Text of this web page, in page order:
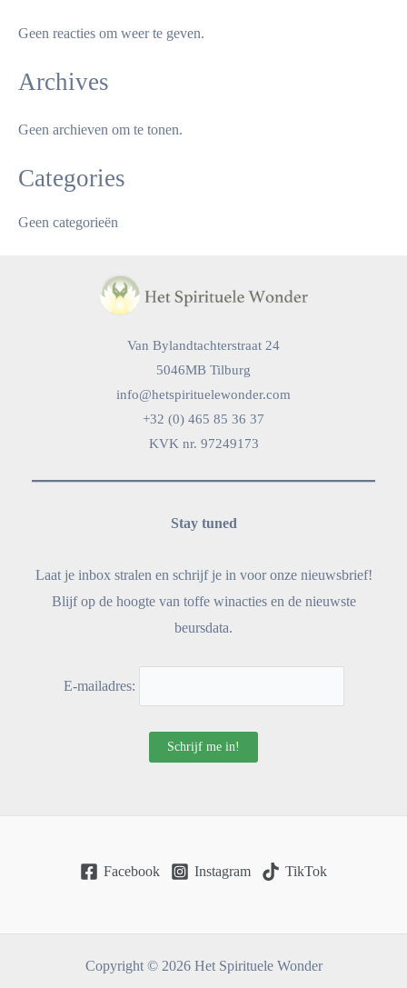
Geen reacties om weer te geven.
Archives
Geen archieven om te tonen.
Categories
Geen categorieën
Van Bylandtachterstraat 24
5046MB Tilburg
info@hetspirituelewonder.com
+32 (0) 465 85 36 37
KVK nr. 97249173
Stay tuned
Laat je inbox stralen en schrijf je in voor onze nieuwsbrief!
Blijf op de hoogte van toffe winacties en de nieuwste
beursdata.
E-mailadres:
Facebook Instagram TikTok
Copyright © 2026 Het Spirituele Wonder